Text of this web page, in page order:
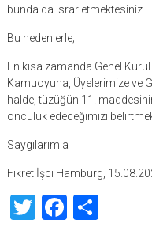
bunda da ısrar etmektesiniz.
Bu nedenlerle;
En kısa zamanda Genel
Kamuoyuna, Üyelerimize ve
halde, tüzüğün 11.
öncülük edeceğimizi
Saygılarımla
Fikret İşci Hamburg,
TwitterShare